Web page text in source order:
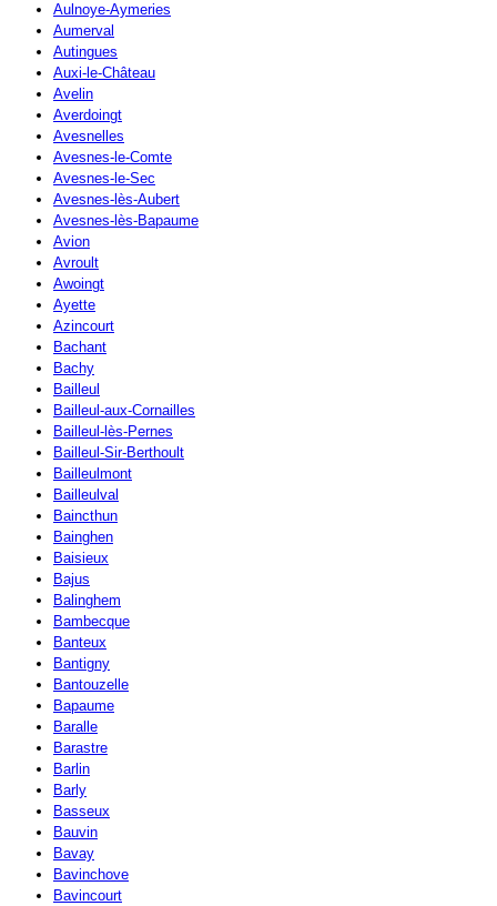
Aulnoye-Aymeries
Aumerval
Autingues
Auxi-le-Château
Avelin
Averdoingt
Avesnelles
Avesnes-le-Comte
Avesnes-le-Sec
Avesnes-lès-Aubert
Avesnes-lès-Bapaume
Avion
Avroult
Awoingt
Ayette
Azincourt
Bachant
Bachy
Bailleul
Bailleul-aux-Cornailles
Bailleul-lès-Pernes
Bailleul-Sir-Berthoult
Bailleulmont
Bailleulval
Baincthun
Bainghen
Baisieux
Bajus
Balinghem
Bambecque
Banteux
Bantigny
Bantouzelle
Bapaume
Baralle
Barastre
Barlin
Barly
Basseux
Bauvin
Bavay
Bavinchove
Bavincourt